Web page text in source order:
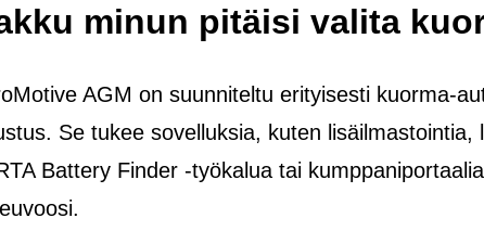
minun pitäisi valita
AGM on suunniteltu erityisesti kuorma-
Se tukee sovelluksia, kuten lisäilmastointia,
Battery Finder -työkalua tai